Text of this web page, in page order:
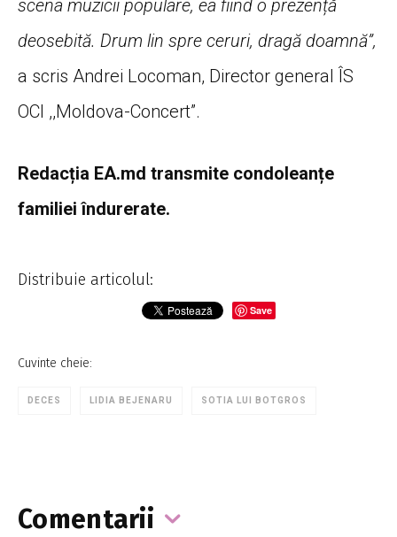
scena muzicii populare, ea fiind o prezență
deosebită. Drum lin spre ceruri, dragă doamnă”,
a scris Andrei Locoman, Director general ÎS
OCI ,,Moldova-Concert”.
Redacția EA.md transmite condoleanțe
familiei îndurerate.
Distribuie articolul:
Save
Cuvinte cheie:
DECES LIDIA BEJENARU SOTIA LUI BOTGROS
Comentarii